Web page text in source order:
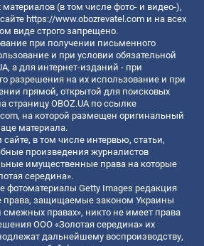
(в том числе фото- и видео-),
https://www.obozrevatel.com и на всех
виде строго запрещено.
при получении письменного
и при условии обязательной
а для интернет-изданий - при
разрешения на их использование и при
прямой, открытой для поисковых
страницу OBOZ.UA по ссылке
, на которой размещен оригинальный
материала.
в том числе интервью, статьи,
произведения журналистов
имущественные права на которые
середина».
фотоматериалы Getty Images редакция
права, защищаемые законом Украины
смежных правах», никто не имеет права
ООО «Золотая середина» их
дальнейшему воспроизводству,